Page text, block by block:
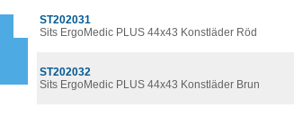
ST202031
Sits ErgoMedic PLUS 44x43 Konstläder Röd
ST202032
Sits ErgoMedic PLUS 44x43 Konstläder Brun